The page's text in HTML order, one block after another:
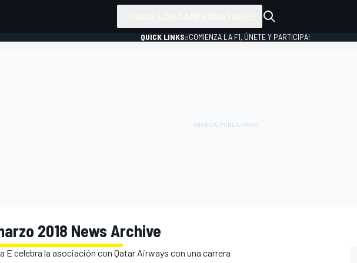
QUICK LINKS:¡COMIENZA LA F1, ÚNETE Y PARTICIPA!
2018 News Archive
E celebra la asociación con Qatar Airways con una carrera